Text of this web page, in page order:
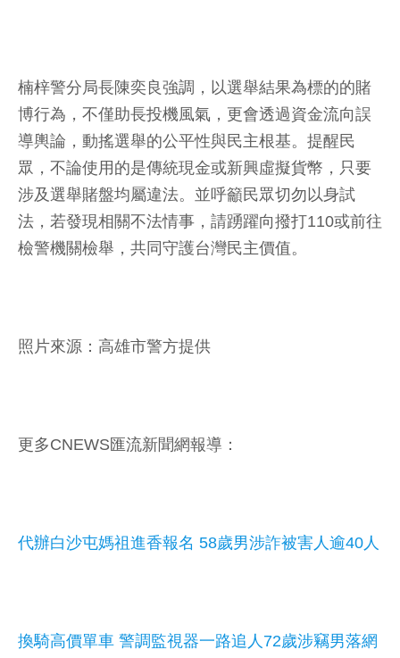
楠梓警分局長陳奕良強調，以選舉結果為標的的賭
博行為，不僅助長投機風氣，更會透過資金流向誤
導輿論，動搖選舉的公平性與民主根基。提醒民
眾，不論使用的是傳統現金或新興虛擬貨幣，只要
涉及選舉賭盤均屬違法。並呼籲民眾切勿以身試
法，若發現相關不法情事，請踴躍向撥打110或前往
檢警機關檢舉，共同守護台灣民主價值。
照片來源：高雄市警方提供
更多CNEWS匯流新聞網報導：
代辦白沙屯媽祖進香報名 58歲男涉詐被害人逾40人
換騎高價單車 警調監視器一路追人72歲涉竊男落網